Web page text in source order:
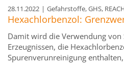
28.11.2022 | Gefahrstoffe, GHS,
Hexachlorbenzol:
Damit wird die Verwendung
Erzeugnissen, die
Spurenverunreinigung